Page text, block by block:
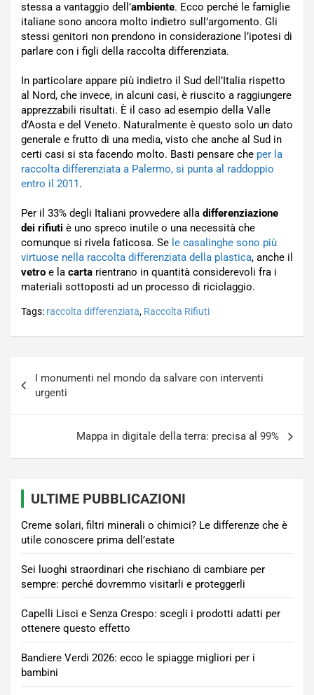
stessa a vantaggio dell’ambiente. Ecco perché le famiglie
italiane sono ancora molto indietro sull’argomento. Gli
stessi genitori non prendono in considerazione l’ipotesi di
parlare con i figli della raccolta differenziata.
In particolare appare più indietro il Sud dell’Italia rispetto
al Nord, che invece, in alcuni casi, è riuscito a raggiungere
apprezzabili risultati. È il caso ad esempio della Valle
d’Aosta e del Veneto. Naturalmente è questo solo un dato
generale e frutto di una media, visto che anche al Sud in
certi casi si sta facendo molto. Basti pensare che per la
raccolta differenziata a Palermo, si punta al raddoppio
entro il 2011.
Per il 33% degli Italiani provvedere alla differenziazione
dei rifiuti è uno spreco inutile o una necessità che
comunque si rivela faticosa. Se le casalinghe sono più
virtuose nella raccolta differenziata della plastica, anche il
vetro e la carta rientrano in quantità considerevoli fra i
materiali sottoposti ad un processo di riciclaggio.
Tags: raccolta differenziata, Raccolta Rifiuti
articoli
I monumenti nel mondo da salvare con interventi
urgenti
Mappa in digitale della terra: precisa al 99%
ULTIME PUBBLICAZIONI
Creme solari, filtri minerali o chimici? Le differenze che è
utile conoscere prima dell’estate
Sei luoghi straordinari che rischiano di cambiare per
sempre: perché dovremmo visitarli e proteggerli
Capelli Lisci e Senza Crespo: scegli i prodotti adatti per
ottenere questo effetto
Bandiere Verdi 2026: ecco le spiagge migliori per i
bambini